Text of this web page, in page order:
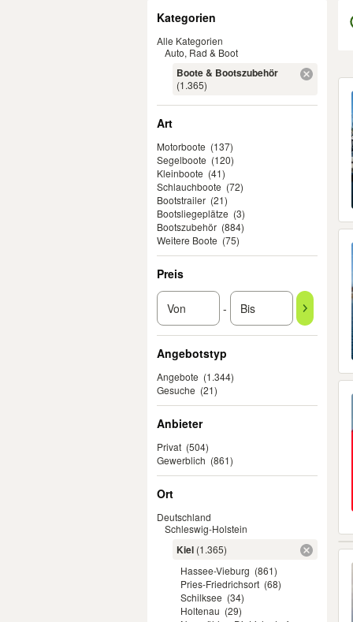
Kategorien
Alle Kategorien
Auto, Rad & Boot
Boote & Bootszubehör
(1.365)
Art
Motorboote (137)
Segelboote (120)
Kleinboote (41)
Schlauchboote (72)
Bootstrailer (21)
Bootsliegeplätze (3)
Bootszubehör (884)
Weitere Boote (75)
Preis
-
Angebotstyp
Angebote (1.344)
Gesuche (21)
Anbieter
Privat (504)
Gewerblich (861)
Ort
Deutschland
Schleswig-Holstein
Kiel (1.365)
Hassee-Vieburg (861)
Pries-Friedrichsort (68)
Schilksee (34)
Holtenau (29)